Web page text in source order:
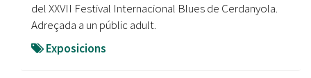
del XXVII Festival Internacional Blues de Cerdanyola.
Adreçada a un públic adult.
Exposicions